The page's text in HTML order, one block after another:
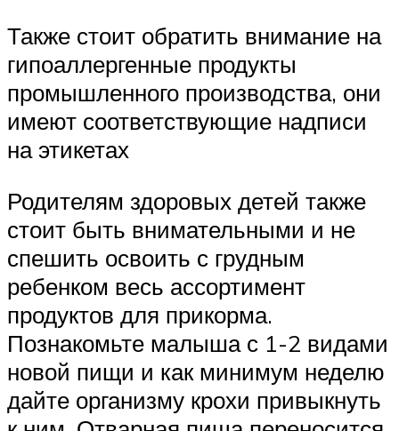
Также стоит обратить внимание на
гипоаллергенные продукты
промышленного производства, они
имеют соответствующие надписи
на этикетах
Родителям здоровых детей также
стоит быть внимательными и не
спешить освоить с грудным
ребенком весь ассортимент
продуктов для прикорма.
Познакомьте малыша с 1-2 видами
новой пищи и как минимум неделю
дайте организму крохи привыкнуть